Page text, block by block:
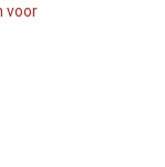
voor